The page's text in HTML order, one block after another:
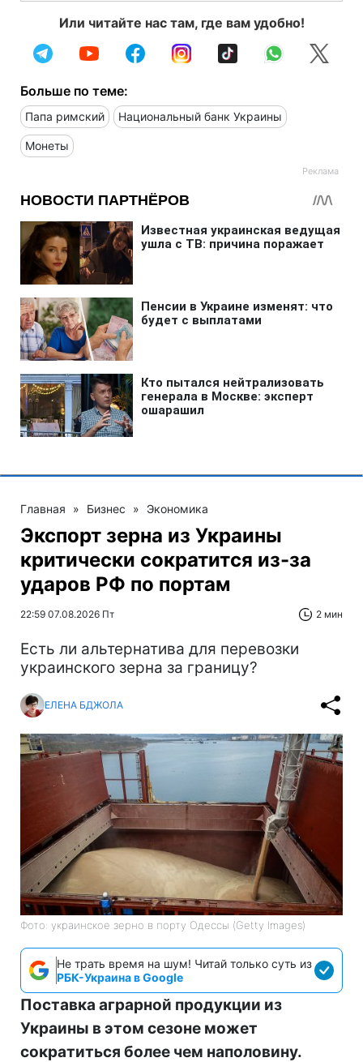
Или читайте нас там, где вам удобно!
Больше по теме:
Папа римский Национальный банк Украины
Монеты
Главная » Бизнес » Экономика
Экспорт зерна из Украины
критически сократится из-за
ударов РФ по портам
22:59 07.08.2026 Пт 2 мин
Есть ли альтернатива для перевозки
украинского зерна за границу?
ЕЛЕНА БДЖОЛА
Фото: украинское зерно в порту Одессы (Getty Images)
Не трать время на шум! Читай только суть из
РБК-Украина в Google
Поставка аграрной продукции из
Украины в этом сезоне может
сократиться более чем наполовину.